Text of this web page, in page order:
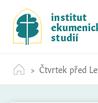
c
institut
studií
Čtvrtek před